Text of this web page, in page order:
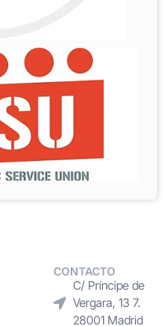
CONTACTO
C/ Príncipe de
Vergara, 13 7.
28001 Madrid